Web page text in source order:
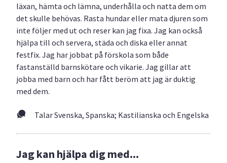
läxan, hämta och lämna, underhålla och natta dem om
det skulle behövas. Rasta hundar eller mata djuren som
inte följer med ut och reser kan jag fixa. Jag kan också
hjälpa till och servera, städa och diska eller annat
festfix. Jag har jobbat på förskola som både
fastanställd barnskötare och vikarie. Jag gillar att
jobba med barn och har fått beröm att jag är duktig
med dem.
Talar Svenska, Spanska; Kastilianska och Engelska
Jag kan hjälpa dig med...